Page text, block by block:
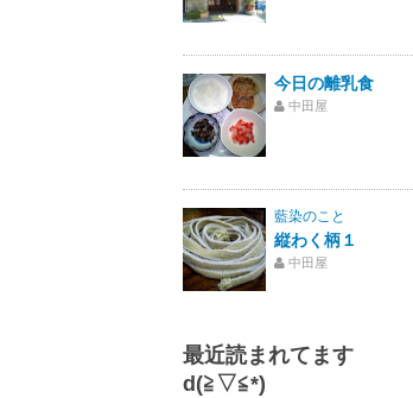
今日の離乳食
中田屋
藍染のこと
縦わく柄１
中田屋
最近読まれてます
d(≧▽≦*)